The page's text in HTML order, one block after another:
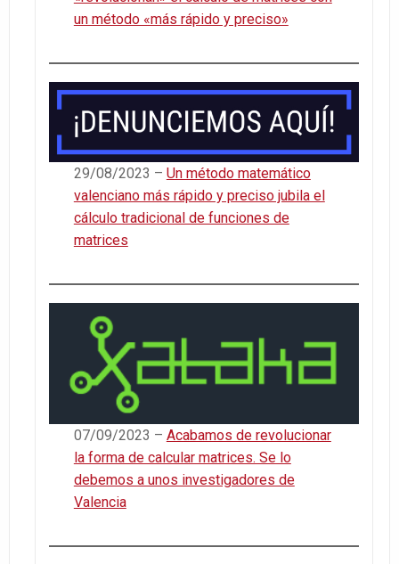
un método «más rápido y preciso»
29/08/2023 – Un método matemático
valenciano más rápido y preciso jubila el
cálculo tradicional de funciones de
matrices
07/09/2023 – Acabamos de revolucionar
la forma de calcular matrices. Se lo
debemos a unos investigadores de
Valencia